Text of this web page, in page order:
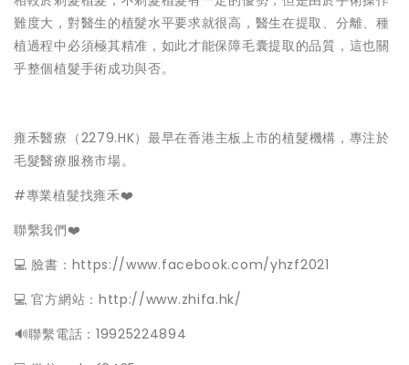
難度大，對醫生的植髮水平要求就很高，醫生在提取、分離、種
植過程中必須極其精准，如此才能保障毛囊提取的品質，這也關
乎整個植髮手術成功與否。
雍禾醫療（2279.HK）最早在香港主板上市的植髮機構，專注於
毛髮醫療服務市場。
#專業植髮找雍禾❤️
聯繫我們❤️
💻 臉書：https://www.facebook.com/yhzf2021
💻 官方網站：http://www.zhifa.hk/
️🔊聯繫電話：19925224894